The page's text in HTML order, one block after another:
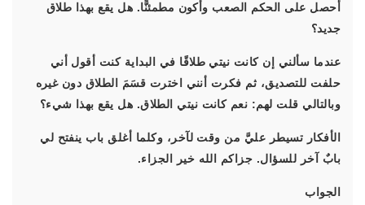
أحصل على الحكم الصعب وأكون مطمئنًّا. هل يقع بهذا طلاق
جديد؟
عندما سألني إن كانت نيتي طلاقًا في البداية كنت أقول أني
حلفت للتصديق، ثم فكرت أنني اخترت قسَمَ الطلاق دون غيره
وبالتالي قلت لهم: نعم كانت نيتي الطلاق. هل يقع بهذا شيء؟
الأفكار تسيطر عليَّ من وقت لآخر، وكلما أغلق باب ينفتح لي
بابٌ آخر للسؤال. جزاكم الله خير الجزاء.
الجواب